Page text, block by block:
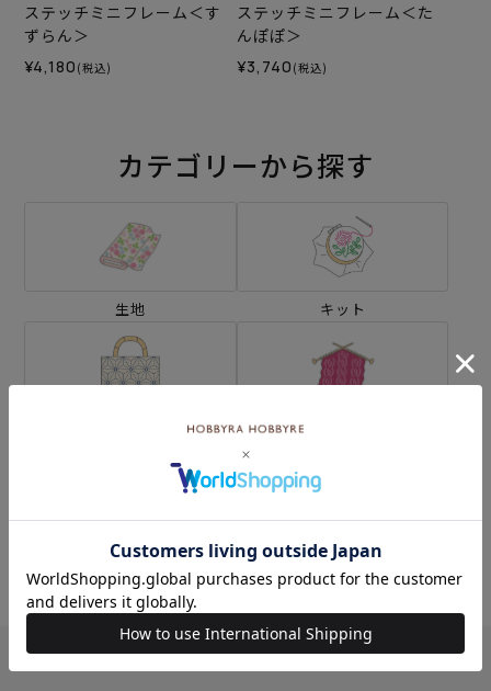
ステッチミニフレーム＜す
ずらん＞
¥4,180 (税込)
ステッチミニフレーム＜た
んぽぽ＞
¥3,740 (税込)
カテゴリーから探す
生地 キット
ミシン ソーイングボックス